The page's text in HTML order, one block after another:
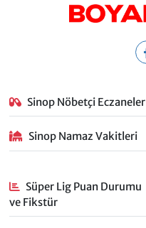
Sinop Nöbetçi Eczaneler
Sinop Namaz Vakitleri
Süper Lig Puan Durumu
ve Fikstür